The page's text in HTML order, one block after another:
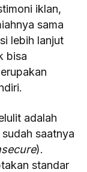
iklan,
sama
lebih lanjut
bisa
adalah
saatnya
).
standar